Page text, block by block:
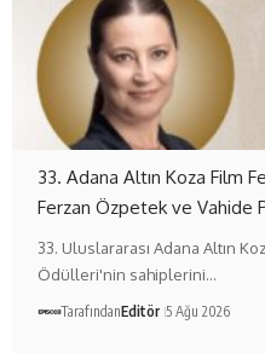
33. Adana Altın Koza Film
Ferzan Özpetek ve Vahide
33. Uluslararası Adana Altın
Ödülleri'nin sahiplerini…
TarafındanEditör 5 Ağu 2026